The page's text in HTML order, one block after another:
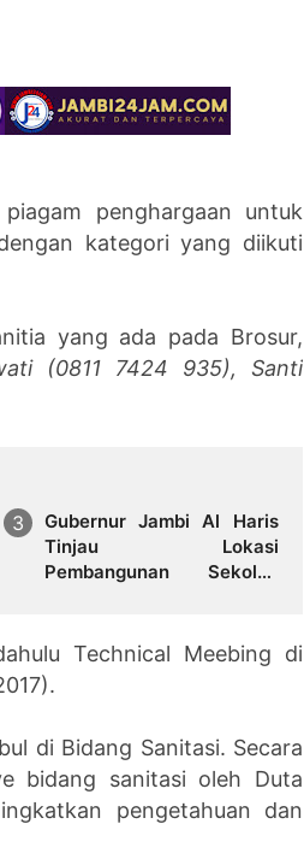
penghargaan untuk
kategori yang diikuti
yang ada pada Brosur,
(0811 7424 935), Santi
Gubernur Jambi Al Haris
Tinjau Lokasi
Pembangunan Sekolah
Green City
Technical Meebing di
di Bidang Sanitasi. Secara
bidang sanitasi oleh Duta
pengetahuan dan